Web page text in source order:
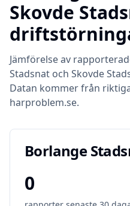
Skovde
Jämförelse av
Stadsnat och Skovde
Datan kommer från
harproblem.se.
Borlange
0